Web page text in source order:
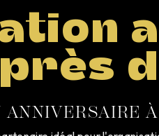
près
ANNIVERSAIRE